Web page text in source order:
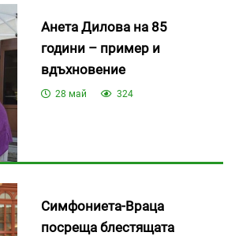
Анета Дилова на 85
години – пример и
вдъхновение
28 май 324
Симфониета-Враца
посреща блестящата